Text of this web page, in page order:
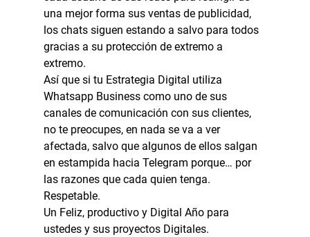
una mejor forma sus ventas de publicidad,
los chats siguen estando a salvo para todos
gracias a su protección de extremo a
extremo.
Así que si tu Estrategia Digital utiliza
Whatsapp Business como uno de sus
canales de comunicación con sus clientes,
no te preocupes, en nada se va a ver
afectada, salvo que algunos de ellos salgan
en estampida hacia Telegram porque… por
las razones que cada quien tenga.
Respetable.
Un Feliz, productivo y Digital Año para
ustedes y sus proyectos Digitales.